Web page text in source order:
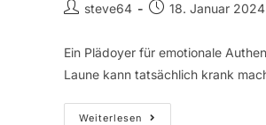
steve64 18. Januar 2024
Ein Plädoyer für emotionale
Laune kann tatsächlich krank
Weiterlesen